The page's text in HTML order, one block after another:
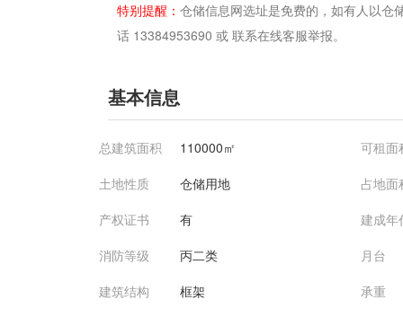
特别提醒： 仓储信息网选址是免费的，如有人以仓
话 13384953690 或 联系在线客服举报。
基本信息
总建筑面积 110000㎡
可租面
土地性质
仓储用地
占地面
产权证书
有
建成年
消防等级
丙二类
月台
建筑结构
框架
承重